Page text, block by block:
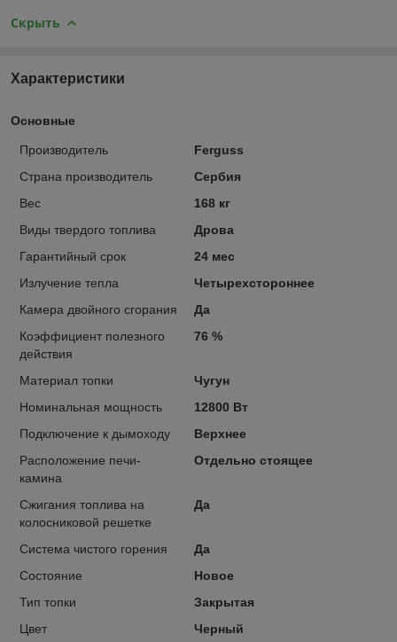
Скрыть
Характеристики
Основные
Производитель
Ferguss
Страна производитель
Сербия
Вес
168 кг
Виды твердого топлива
Дрова
Гарантийный срок
24 мес
Излучение тепла
Четырехстороннее
Камера двойного сгорания
Да
Коэффициент полезного
действия
76 %
Материал топки
Чугун
Номинальная мощность
12800 Вт
Подключение к дымоходу
Верхнее
Расположение печи-
камина
Отдельно стоящее
Сжигания топлива на
колосниковой решетке
Да
Система чистого горения
Да
Состояние
Новое
Тип топки
Закрытая
Цвет
Черный